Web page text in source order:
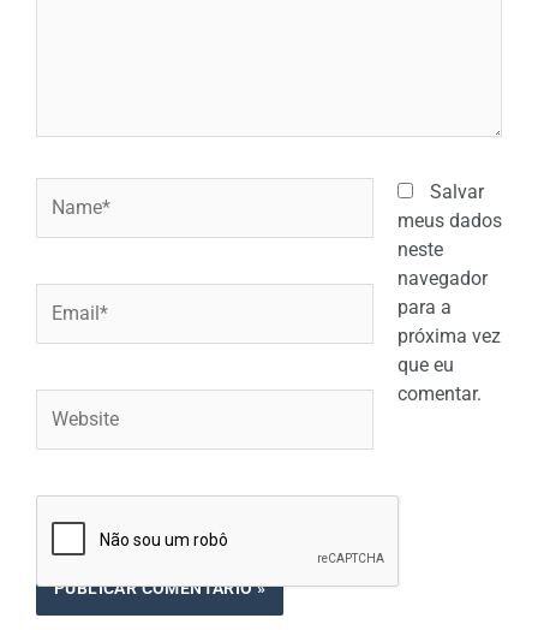
Salvar
meus dados
neste
navegador
para a
próxima vez
que eu
comentar.